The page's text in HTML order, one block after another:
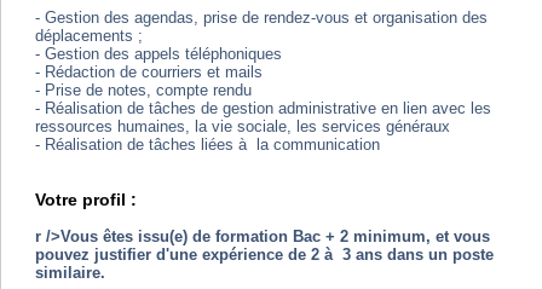
- Gestion des agendas, prise de rendez-vous et organisation des
déplacements ;
- Gestion des appels téléphoniques
- Rédaction de courriers et mails
- Prise de notes, compte rendu
- Réalisation de tâches de gestion administrative en lien avec les
ressources humaines, la vie sociale, les services généraux
- Réalisation de tâches liées à la communication
Votre profil :
r />Vous êtes issu(e) de formation Bac + 2 minimum, et vous
pouvez justifier d'une expérience de 2 à 3 ans dans un poste
similaire.